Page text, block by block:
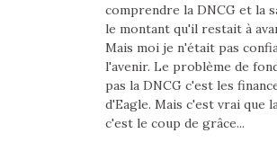
comprendre la DNCG et la
le montant qu'il restait à
Mais moi je n'était pas
l'avenir. Le problème de
pas la DNCG c'est les
d'Eagle. Mais c'est vrai que
c'est le coup de grâce...